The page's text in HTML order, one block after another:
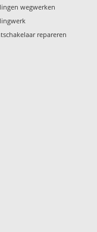
wegwerken
repareren